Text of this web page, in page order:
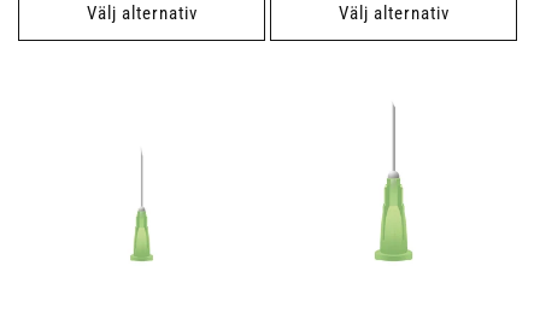
Välj alternativ Välj alternativ